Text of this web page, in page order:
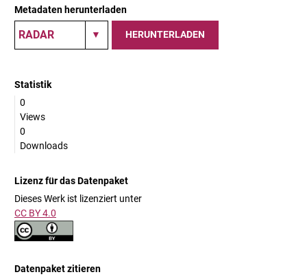
Metadaten herunterladen
HERUNTERLADEN
Statistik
0
Views
0
Downloads
Lizenz für das Datenpaket
Dieses Werk ist lizenziert unter
CC BY 4.0
Datenpaket zitieren